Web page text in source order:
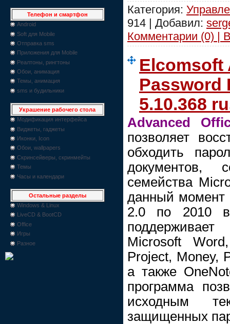
Телефон и смартфон
Android
Soft для Mobile
Отправка sms
Приложения для Mobile
Реалтоны, рингтоны
Обои, анимация
Темы, анимация
sms и будильники
Украшение рабочего стола
Модификация интерфейса
Виджеты, гаджеты
Иконки, Icon
Обои, wallpapers
Скринсейверы, скринмейты
Темы
Часы и календари
Остальные разделы
Windows & Linux
LiveCD & BootCD
Office
Игры
Разное
Категория:
914 | Добавил:
Комментарии (0) |
Elcomsoft
Password
5.10.368
Advanced
позволяет
обходить
документов,
семейства
данный момент
2.0 по 2010
Microsoft
Project, Money,
а также
программа
исходным
защищенных